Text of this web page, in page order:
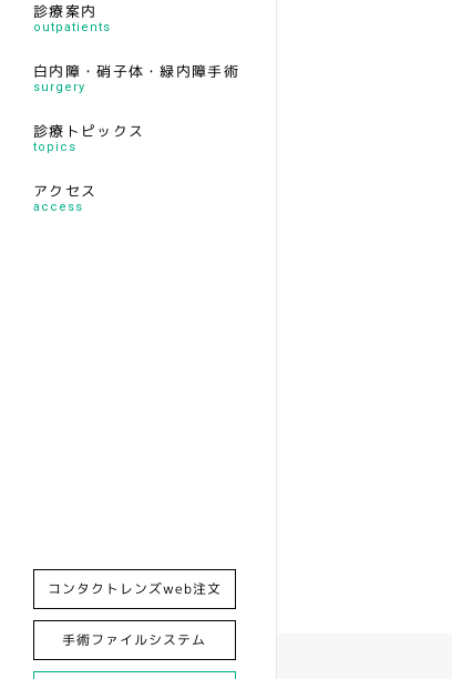
診療案内
outpatients
白内障・硝子体・緑内障手術
surgery
診療トピックス
topics
アクセス
access
コンタクトレンズweb注文
手術ファイルシステム